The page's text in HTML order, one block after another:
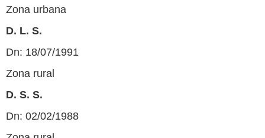
Zona urbana
D. L. S.
Dn: 18/07/1991
Zona rural
D. S. S.
Dn: 02/02/1988